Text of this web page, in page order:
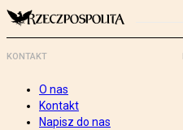
KONTAKT
O nas
Kontakt
Napisz do nas